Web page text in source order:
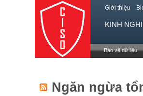
Giới thiệu
KINH
Bảo vệ dữ liệu
Ngăn ngừa